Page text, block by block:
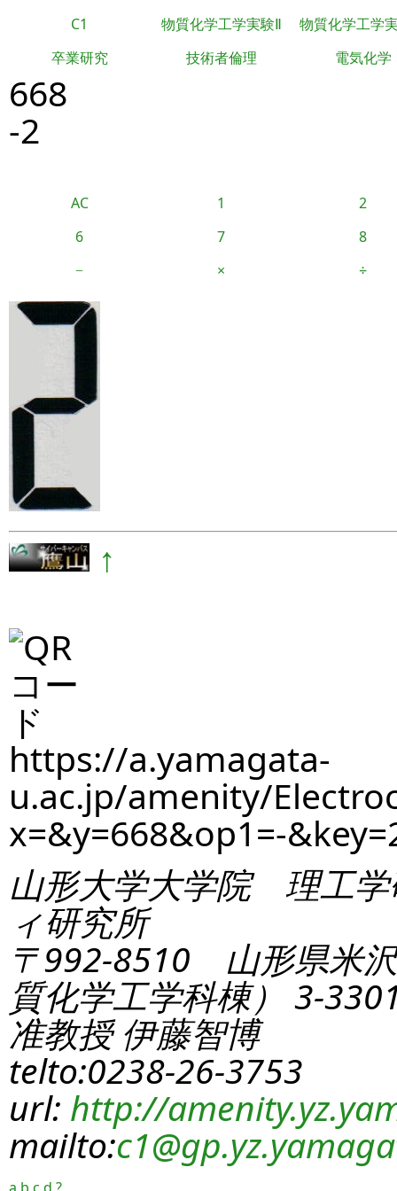
C1 物質化学工学実験Ⅱ
物質化学工学
卒業研究
技術者倫理 電気化学
668
-2
AC 1
2
6
7
8
−
× ÷
↑
https://a.yamagata-
u.ac.jp/amenity/
x=&y=668&op1=-
山形大学大学院 理工学
ィ研究所
〒992-8510 山形県米
質化学工学科棟） 3-
准教授 伊藤智博
telto:0238-26-3753
url: http://
mailto:c1